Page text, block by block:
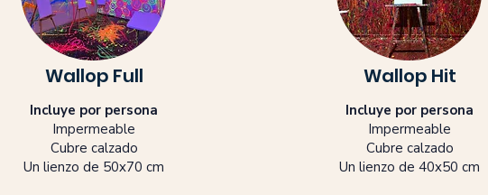
Wallop Full
Incluye por persona
Impermeable
Cubre calzado
Un lienzo de 50x70 cm
Wallop Hit
Incluye por persona
Impermeable
Cubre calzado
Un lienzo de 40x50 cm